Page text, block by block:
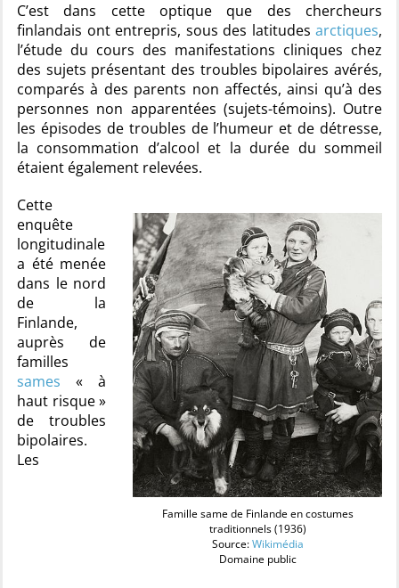
C’est dans cette optique que des chercheurs
finlandais ont entrepris, sous des latitudes arctiques,
l’étude du cours des manifestations cliniques chez
des sujets présentant des troubles bipolaires avérés,
comparés à des parents non affectés, ainsi qu’à des
personnes non apparentées (sujets-témoins). Outre
les épisodes de troubles de l’humeur et de détresse,
la consommation d’alcool et la durée du sommeil
étaient également relevées.
Famille same de Finlande en costumes
traditionnels (1936)
Source:Wikimédia
Domaine public
Cette
enquête
longitudinale
a été menée
dans le nord
de la
Finlande,
auprès de
familles
sames « à
haut risque »
de troubles
bipolaires.
Les